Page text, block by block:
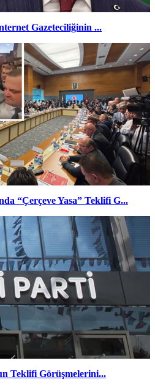
Gazeteciliğinin ...
“Çerçeve Yasa” Teklifi G...
Teklifi Görüşmelerini...